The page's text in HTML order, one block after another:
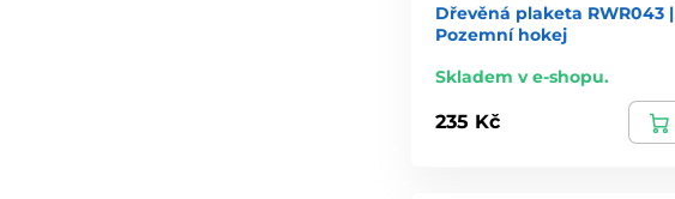
Dřevěná plaketa RWR043 |
Pozemní hokej
Skladem v e-shopu.
235 Kč